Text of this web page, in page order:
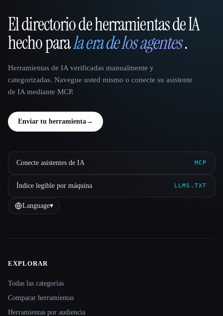
That AI Collection
El directorio de herramientas de IA
hecho parala era de los agentes.
Herramientas de IA verificadas manualmente y
categorizadas. Navegue usted mismo o conecte su asistente
de IA mediante MCP.
Enviar tu herramienta→
Conecte asistentes de IA MCP
Índice legible por máquina LLMS.TXT
Language▾
Site navigation
EXPLORAR
Todas las categorías
Comparar herramientas
Herramientas por audiencia